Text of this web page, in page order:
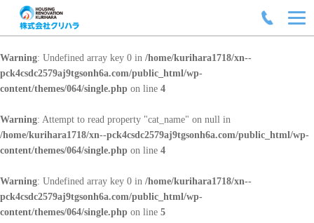
Warning: Undefined array key 0 in /home/kurihara1718/xn--
pck4csdc2579aj9tgsonh6a.com/public_html/wp-
content/themes/064/single.php on line 4
Warning: Attempt to read property "cat_name" on null in
/home/kurihara1718/xn--pck4csdc2579aj9tgsonh6a.com/public_html/wp-
content/themes/064/single.php on line 4
Warning: Undefined array key 0 in /home/kurihara1718/xn--
pck4csdc2579aj9tgsonh6a.com/public_html/wp-
content/themes/064/single.php on line 5